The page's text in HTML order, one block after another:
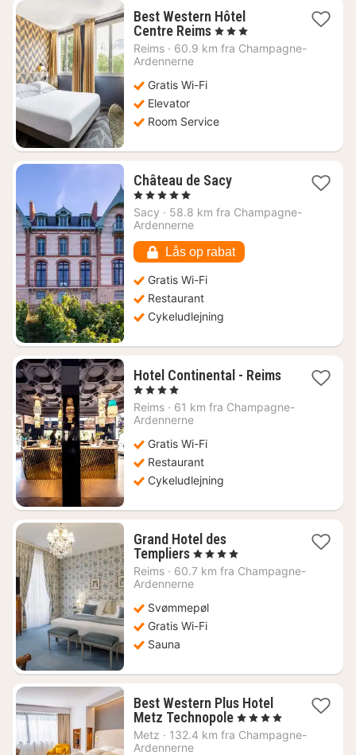
Best Western Hôtel
Centre Reims1
nat
, 3 Stjerner
Reims · 60.9 km fra Champagne-
Ardennerne
Gratis Wi-Fi
Elevator
Room Service
Château de Sacy1
fra
, 5 Stjerner
Sacy · 58.8 km fra Champagne-
Ardennerne
Lås op rabat
Gratis Wi-Fi
Restaurant
Cykeludlejning
Hotel Continental - Reims
1
nat
fra
kr.
, 4 Stjerner
Reims · 61 km fra Champagne-
Ardennerne
Gratis Wi-Fi
Restaurant
Cykeludlejning
Grand Hotel des
Templiers1
nat
fra
kr.
, 4 Stjerner
Reims · 60.7 km fra Champagne-
Ardennerne
Svømmepøl
Gratis Wi-Fi
Sauna
Best Western Plus Hotel
Metz Technopole1
nat
, 4 Stjerner
Metz · 132.4 km fra Champagne-
Ardennerne